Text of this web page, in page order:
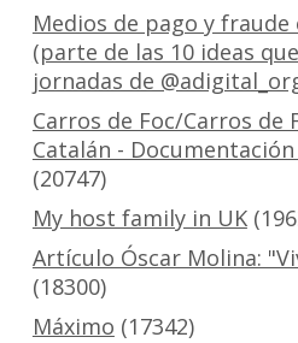
Medios de pago y fraude
(parte de las 10 ideas
jornadas de
Carros de Foc/Carros de
Catalán -
(20747)
My host family in UK
Artículo Óscar Molina:
(18300)
Máximo (17342)